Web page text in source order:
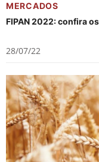
MERCADOS
FIPAN 2022: confira
28/07/22